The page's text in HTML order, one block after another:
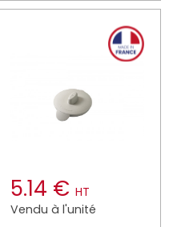
5.14 € HT
Vendu à l'unité